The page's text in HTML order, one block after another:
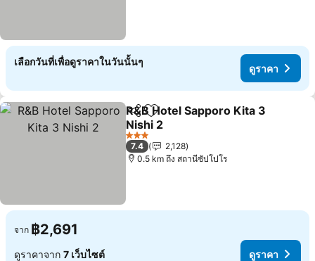
เลือกวันที่เพื่อดูราคาในวันนั้นๆ
ดูราคา
แชร์ เพิ่มในรายการโปรด
R&B Hotel Sapporo Kita 3
Nishi 2
3 ดาว
7.4
2,128
0.5 km ถึง สถานีซัปโปโร
จาก ฿2,691
ดูราคาจาก 7 เว็บไซต์ ดูราคา